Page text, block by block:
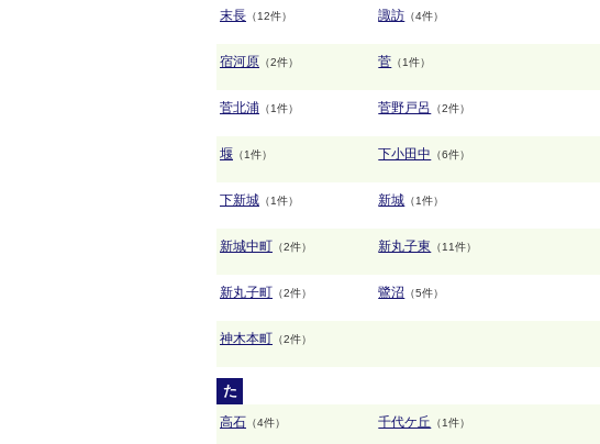
末長 （12件） 諏訪 （4件）
宿河原 （2件） 菅 （1件）
菅北浦 （1件） 菅野戸呂 （2件）
堰 （1件） 下小田中 （6件）
下新城 （1件） 新城 （1件）
新城中町 （2件） 新丸子東 （11件）
新丸子町 （2件） 鷺沼 （5件）
神木本町 （2件）
た
高石 （4件） 千代ケ丘 （1件）